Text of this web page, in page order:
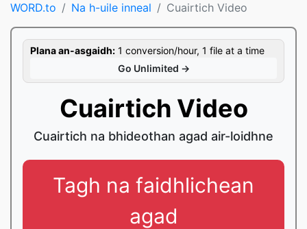
WORD.to Na h-uile inneal Cuairtich Video
Plana an-asgaidh: 1 conversion/hour, 1 file at a time
Go Unlimited →
Cuairtich Video
Cuairtich na bhideothan agad air-loidhne
Tagh na faidhlichean
agad